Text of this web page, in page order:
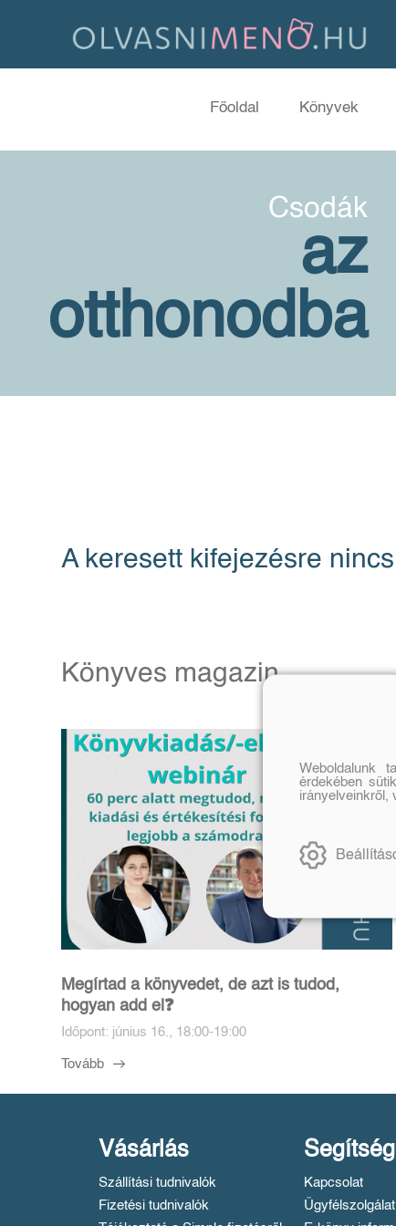
Főoldal Könyvek
Csodák
az
otthonodba
A keresett kifejezésre
Könyves magazin
Megírtad a könyvedet, de azt is tudod,
hogyan add el❓️
Időpont: június 16., 18:00-19:00
Tovább
Vásárlás
Szállítási tudnivalók
Fizetési tudnivalók
Segítség
Kapcsolat
Ügyfélszolgálat
Weboldalunk
érdekében
irányelveinkről,